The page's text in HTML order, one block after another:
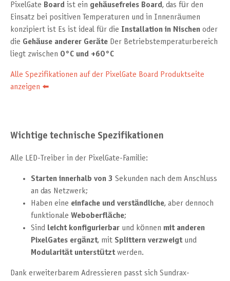
PixelGate Board ist ein gehäusefreies Board , das für den
Einsatz bei positiven Temperaturen und in Innenräumen
konzipiert ist Es ist ideal für die Installation in Nischen oder
die Gehäuse anderer Geräte Der Betriebstemperaturbereich
liegt zwischen 0°C und +60°C
Alle Spezifikationen auf der PixelGate Board Produktseite
anzeigen ⬅️
Wichtige technische Spezifikationen
Alle LED-Treiber in der PixelGate-Familie:
Starten innerhalb von 3 Sekunden nach dem Anschluss
an das Netzwerk;
Haben eine einfache und verständliche, aber dennoch
funktionale Weboberfläche;
Sind leicht konfigurierbar und können mit anderen
PixelGates ergänzt, mit Splittern verzweigtund
Modularität unterstütztwerden.
Dank erweiterbarem Adressieren passt sich Sundrax-